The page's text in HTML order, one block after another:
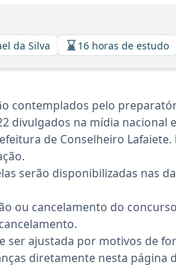
da Silva 16 horas de estudo
contemplados pelo
divulgados na mídia
de Conselheiro
serão disponibilizadas nas
ou cancelamento do
ajustada por motivos de
diretamente nesta página